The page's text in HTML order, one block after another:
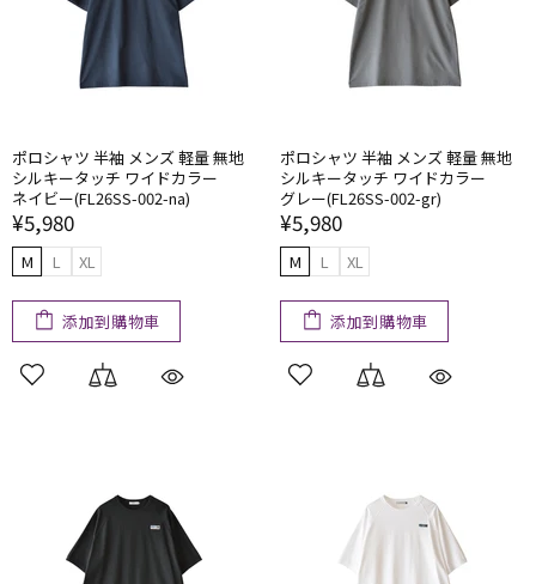
ポロシャツ 半袖 メンズ 軽量 無地
シルキータッチ ワイドカラー
ネイビー(FL26SS-002-na)
¥5,980
M L XL
添加到購物車
ポロシャツ 半袖 メンズ 軽量 無地
シルキータッチ ワイドカラー
グレー(FL26SS-002-gr)
¥5,980
M L XL
添加到購物車